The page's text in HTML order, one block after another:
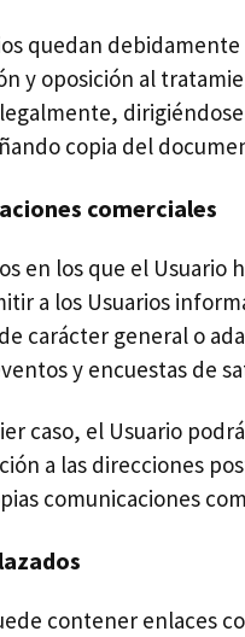
quedan
y oposición al
copia del
comerciales
en los que el Usuario
a los Usuarios
carácter general o
y encuestas de
caso, el Usuario
a las direcciones
comunicaciones
contener enlaces